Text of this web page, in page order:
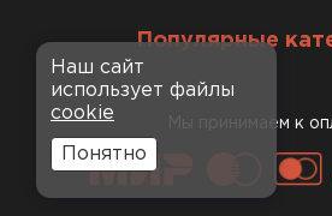
Популярные
Мы принимаем к
Наш сайт
использует файлы
cookie
Понятно